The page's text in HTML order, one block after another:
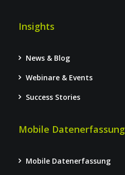
Insights
News & Blog
Webinare & Events
Success Stories
Mobile Datenerfassung
Mobile Datenerfassung